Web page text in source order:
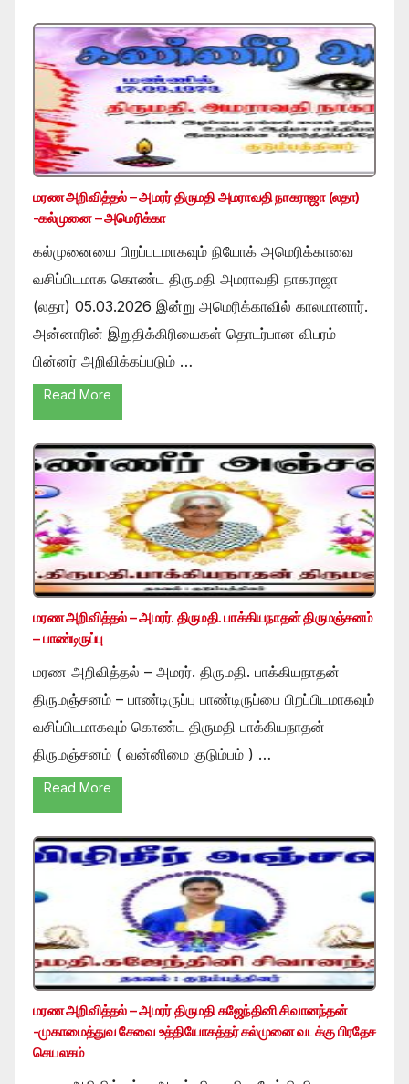
மரண அறிவித்தல் – அமரர் திருமதி அமராவதி நாகராஜா (லதா)
-கல்முனை – அமெரிக்கா
கல்முனையை பிறப்படமாகவும் நியோக் அமெரிக்காவை
வசிப்பிடமாக கொண்ட திருமதி அமராவதி நாகராஜா
(லதா) 05.03.2026 இன்று அமெரிக்காவில் காலமானார்.
அன்னாரின் இறுதிக்கிரியைகள் தொடர்பான விபரம்
பின்னர் அறிவிக்கப்படும் …
Read More
மரண அறிவித்தல் – அமரர். திருமதி. பாக்கியநாதன் திருமஞ்சனம்
– பாண்டிருப்பு
மரண அறிவித்தல் – அமரர். திருமதி. பாக்கியநாதன்
திருமஞ்சனம் – பாண்டிருப்பு பாண்டிருப்பை பிறப்பிடமாகவும்
வசிப்பிடமாகவும் கொண்ட திருமதி பாக்கியநாதன்
திருமஞ்சனம் ( வன்னிமை குடும்பம் ) …
Read More
மரண அறிவித்தல் – அமரர் திருமதி கஜேந்தினி சிவானந்தன்
-முகாமைத்துவ சேவை உத்தியோகத்தர் கல்முனை வடக்கு பிரதேச
செயலகம்